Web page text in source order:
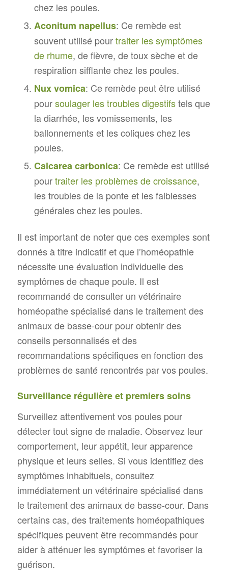
chez les poules.
Aconitum napellus: Ce remède est
souvent utilisé pourtraiter les symptômes
de rhume, de fièvre, de toux sèche et de
respiration sifflante chez les poules.
Nux vomica: Ce remède peut être utilisé
poursoulager les troubles digestifstels que
la diarrhée, les vomissements, les
ballonnements et les coliques chez les
poules.
Calcarea carbonica: Ce remède est utilisé
pourtraiter les problèmes de croissance,
les troubles de la ponte et les faiblesses
générales chez les poules.
Il est important de noter que ces exemples sont
donnés à titre indicatif et que l’homéopathie
nécessite une évaluation individuelle des
symptômes de chaque poule. Il est
recommandé de consulter un vétérinaire
homéopathe spécialisé dans le traitement des
animaux de basse-cour pour obtenir des
conseils personnalisés et des
recommandations spécifiques en fonction des
problèmes de santé rencontrés par vos poules.
Surveillance régulière et premiers soins
Surveillez attentivement vos poules pour
détecter tout signe de maladie. Observez leur
comportement, leur appétit, leur apparence
physique et leurs selles. Si vous identifiez des
symptômes inhabituels, consultez
immédiatement un vétérinaire spécialisé dans
le traitement des animaux de basse-cour. Dans
certains cas, des traitements homéopathiques
spécifiques peuvent être recommandés pour
aider à atténuer les symptômes et favoriser la
guérison.